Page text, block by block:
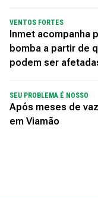
VENTOS FORTES
Inmet acompanha
bomba a partir de
podem ser
SEU PROBLEMA É NOSSO
Após meses de
em Viamão